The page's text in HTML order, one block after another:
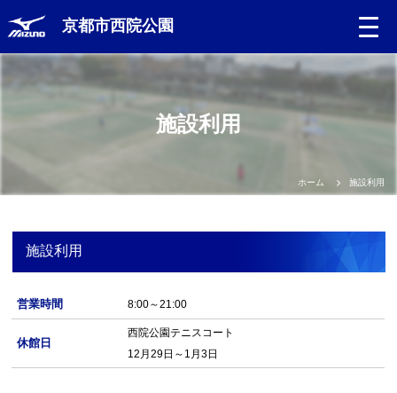
京都市西院公園
施設利用
ホーム 施設利用
施設利用
営業時間 8:00～21:00
休館日
西院公園テニスコート
12月29日～1月3日